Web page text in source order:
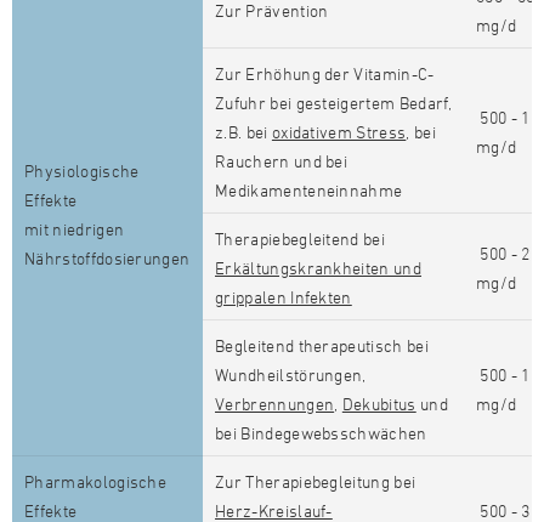
Physiologische
Effekte
mit niedrigen
Nährstoffdosierungen
Zur Prävention
mg/d
Zur Erhöhung der Vitamin-C-
Zufuhr bei gesteigertem Bedarf,
z.B. bei oxidativem Stress , bei
Rauchern und bei
Medikamenteneinnahme
500 -
mg/d
Therapiebegleitend bei
Erkältungskrankheiten und
grippalen Infekten
500 -
mg/d
Begleitend therapeutisch bei
Wundheilstörungen,
Verbrennungen Dekubitus und
bei Bindegewebsschwächen
500 -
mg/d
Pharmakologische
Effekte
Zur Therapiebegleitung bei
Herz-Kreislauf-
500 -